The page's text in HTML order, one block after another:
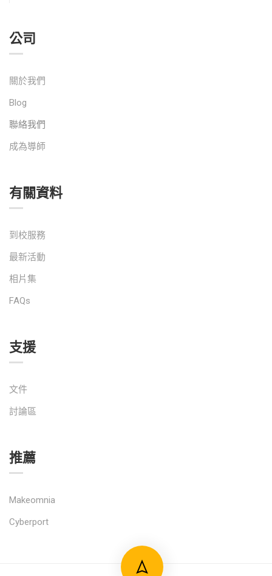
公司
關於我們
Blog
聯絡我們
成為導師
有關資料
到校服務
最新活動
相片集
FAQs
支援
文件
討論區
推薦
Makeomnia
Cyberport